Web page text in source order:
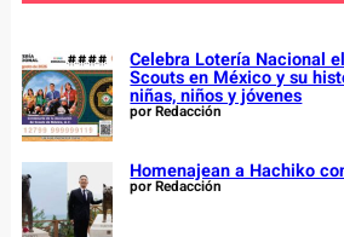
h
Celebra Lotería Nacional
Scouts en México y su
niñas, niños y jóvenes
por Redacción
Homenajean a Hachiko
por Redacción